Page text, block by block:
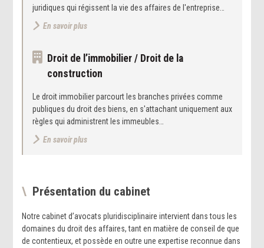
juridiques qui régissent la vie des affaires de l'entreprise…
En savoir plus
Droit de l’immobilier / Droit de la
construction
Le droit immobilier parcourt les branches privées comme
publiques du droit des biens, en s'attachant uniquement aux
règles qui administrent les immeubles…
En savoir plus
Présentation du cabinet
Notre cabinet d’avocats pluridisciplinaire intervient dans tous les
domaines du droit des affaires, tant en matière de conseil de que
de contentieux, et possède en outre une expertise reconnue dans